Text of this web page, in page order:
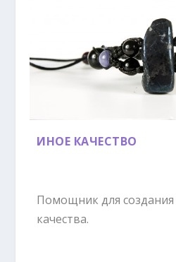
ИНОЕ КАЧЕСТВО
Помощник для
качества.